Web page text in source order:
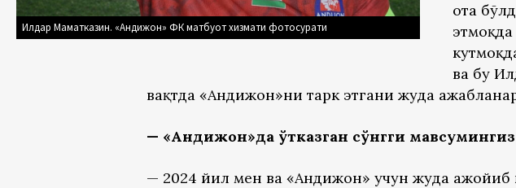
Илдар Маматказин. «Андижон» ФК матбуот хизмати фотосурати
ота
ва бу
вақтда «Андижон»ни тарк этгани жуда
— «Андижон»да ўтказган сўнгги мавсумингиз
— 2024 йил мен ва «Андижон» учун жуда ажойиб